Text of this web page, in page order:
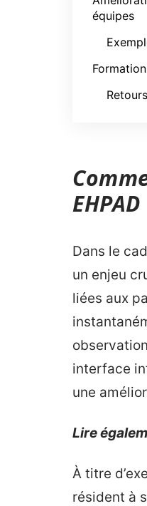
équipes
EHPAD
Dans le
un enjeu
liées aux
interface
une
Lire
À titre
résident à